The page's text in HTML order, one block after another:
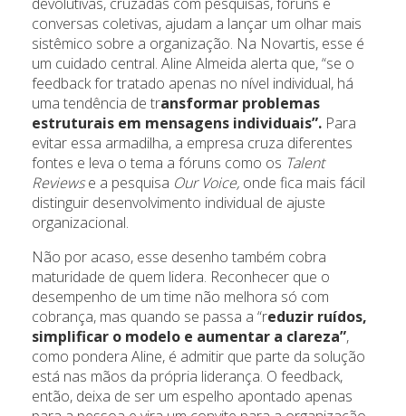
conversas coletivas, ajudam a lançar um olhar mais
sistêmico sobre a organização. Na Novartis, esse é
um cuidado central. Aline Almeida alerta que, “se o
feedback for tratado apenas no nível individual, há
uma tendência de transformar problemas
estruturais em mensagens individuais”. Para
evitar essa armadilha, a empresa cruza diferentes
fontes e leva o tema a fóruns como os Talent
Reviewse a pesquisa Our Voice, onde fica mais fácil
distinguir desenvolvimento individual de ajuste
organizacional.
Não por acaso, esse desenho também cobra
maturidade de quem lidera. Reconhecer que o
desempenho de um time não melhora só com
cobrança, mas quando se passa a “reduzir ruídos,
simplificar o modelo e aumentar a clareza”,
como pondera Aline, é admitir que parte da solução
está nas mãos da própria liderança. O feedback,
então, deixa de ser um espelho apontado apenas